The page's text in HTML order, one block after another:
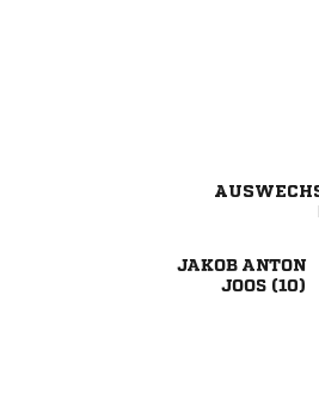
 
 